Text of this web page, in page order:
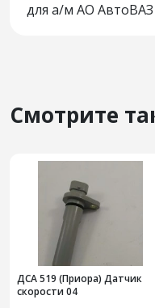
для а/м АО
Смотрите
ДСА 519 (Приора) Датчик
скорости 04